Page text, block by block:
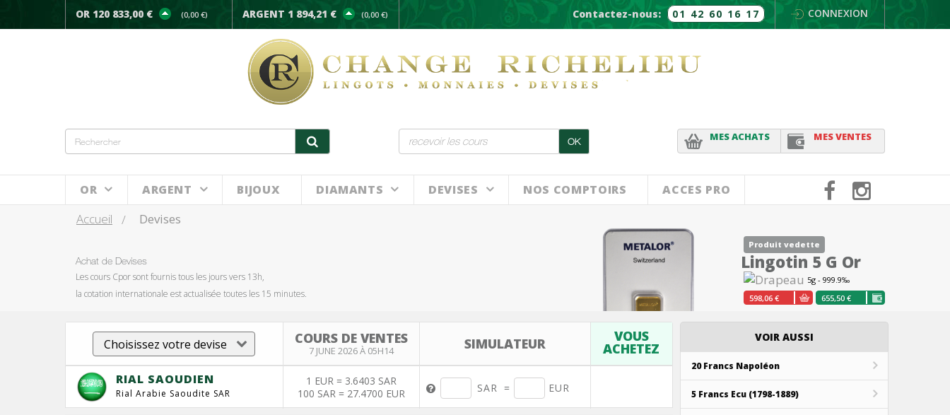
CONNEXION
OR 120 833,00 € (0,00 €) ARGENT 1 894,21 € (0,00 €) Contactez-nous: 01 42 60 16 17
MES VENTES
MES ACHATS
OK
OR ARGENT BIJOUX DIAMANTS DEVISES NOS COMPTOIRS ACCES PRO
Accueil Devises
Achat de Devises
Les cours Cpor sont fournis tous les jours vers 13h,
la cotation internationale est actualisée toutes les 15 minutes.
Produit vedette
Lingotin 5 G Or
5g - 999.9‰
598,06 €
655,50 €
COURS DE VENTES
7 JUNE 2026 À 05H14 SIMULATEUR VOUS
ACHETEZ
RIAL SAOUDIEN
Rial Arabie Saoudite SAR
1 EUR = 3.6403 SAR
100 SAR = 27.4700 EUR
SAR = EUR
VOIR AUSSI
20 Francs Napoléon
5 Francs Ecu (1798-1889)